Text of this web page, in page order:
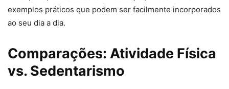
exemplos práticos que podem ser facilmente incorporados
ao seu dia a dia.
Comparações: Atividade Física
vs. Sedentarismo